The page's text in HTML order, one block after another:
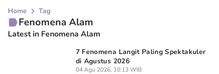
Home Tag
Fenomena Alam
Latest in Fenomena Alam
7 Fenomena Langit Paling Spektakuler
di Agustus 2026
04 Agu 2026, 10:13 WIB